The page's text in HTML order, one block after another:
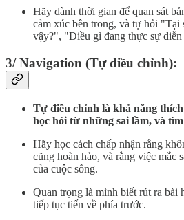
Hãy dành thời gian để quan sát
cảm xúc bên trong, và tự hỏi "Tại
vậy?", "Điều gì đang thực sự diễn
3/ Navigation (Tự điều chỉnh):
Tự điều chỉnh là khả năng
học hỏi từ những sai lầm, và
Hãy học cách chấp nhận rằng
cũng hoàn hảo, và rằng việc mắc
của cuộc sống.
Quan trọng là mình biết rút ra bài
tiếp tục tiến về phía trước.